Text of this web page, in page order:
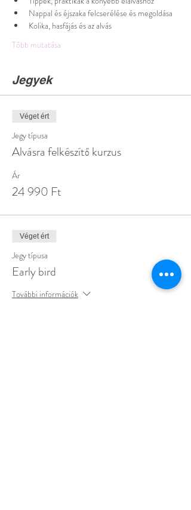
Nappal és éjszaka felcserélése és megoldása
Kolika, hasfájás és az alvás
Több mutatása
Jegyek
Véget ért
Jegy típusa
Alvásra felkészítő kurzus
Ár
24 990 Ft
Véget ért
Jegy típusa
Early bird
További információk